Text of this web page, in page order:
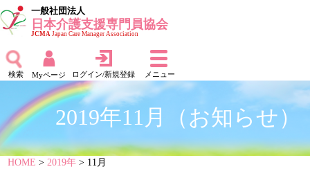
一般社団法人
日本介護支援専門員協会
JCMAJapan Care Manager Association
検索 Myページ ログイン/新規登録 メニュー
2019年11月（お知らせ）
HOME >2019年 > 11月